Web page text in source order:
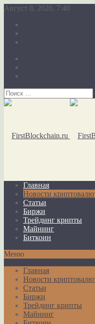
Август 8, 2026, 7:40
Главная
Новости
Статьи
Биржи
Трейдинг крипты
Майнинг
Биткоин
Меню
Главная
Новости
Статьи
Биржи
Трейдинг крипты
Майнинг